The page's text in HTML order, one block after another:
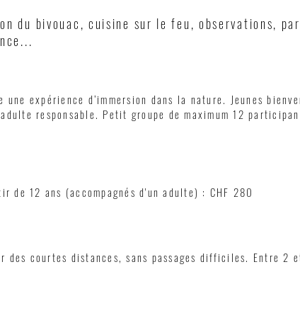
du bivouac, cuisine sur le feu, observations,
expérience d’immersion dans la nature. Jeunes
responsable. Petit groupe de maximum 12
de 12 ans (accompagnés d'un adulte) : CHF 280
des courtes distances, sans passages difficiles. Entre 2